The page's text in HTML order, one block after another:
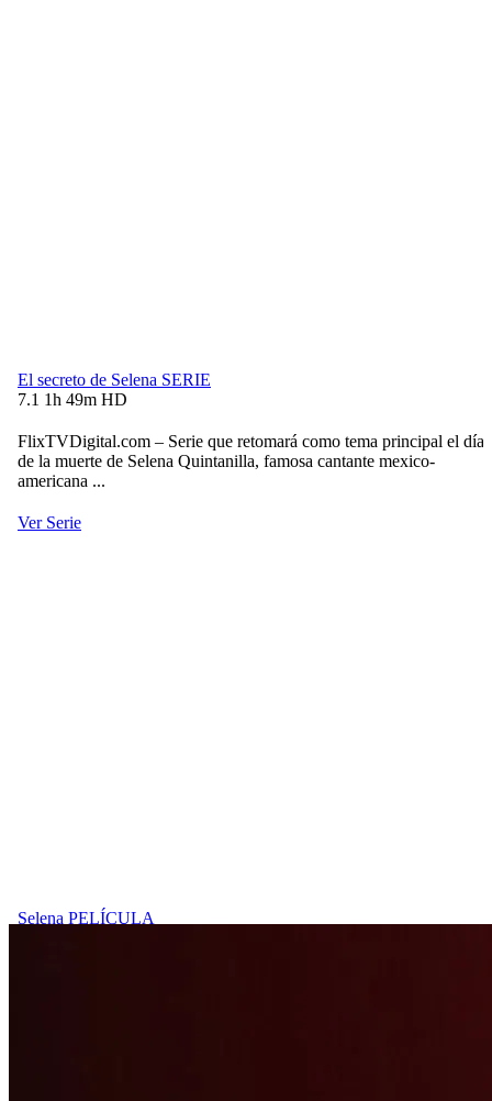
El secreto de Selena SERIE
7.1 1h 49m HD
FlixTVDigital.com – Serie que retomará como tema principal el día
de la muerte de Selena Quintanilla, famosa cantante mexico-
americana ...
Ver Serie
Selena PELÍCULA